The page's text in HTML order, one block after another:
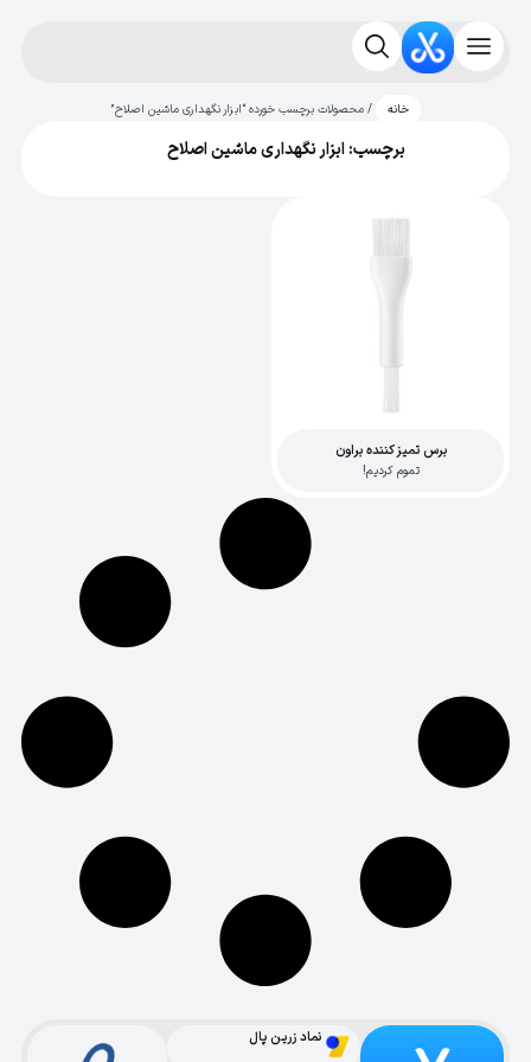
خانه / محصولات برچسب خورده “ابزار نگهداری ماشین اصلاح”
برچسب: ابزار نگهداری ماشین اصلاح
برس تمیز کننده براون
تموم کردیم!
نماد زرین پال